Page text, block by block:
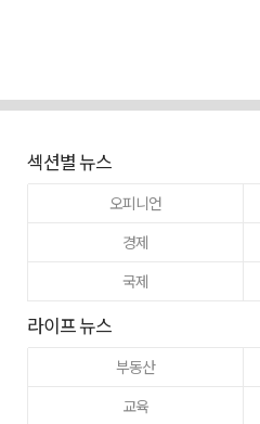
섹션별 뉴스
오피니언
경제
국제
라이프 뉴스
부동산
교육